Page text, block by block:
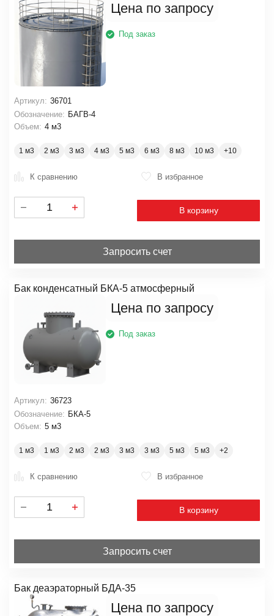
Цена по запросу
Под заказ
Артикул: 36701
Обозначение: БАГВ-4
Объем: 4 м3
1 м3 2 м3 3 м3 4 м3 5 м3 6 м3 8 м3 10 м3
К сравнению В избранное
В корзину
Запросить счет
Бак конденсатный БКА-5 атмосферный
Цена по запросу
Под заказ
Артикул: 36723
Обозначение: БКА-5
Объем: 5 м3
1 м3 1 м3 2 м3 2 м3 3 м3 3 м3 5 м3 5 м3
К сравнению В избранное
В корзину
Запросить счет
Бак деаэраторный БДА-35
Цена по запросу